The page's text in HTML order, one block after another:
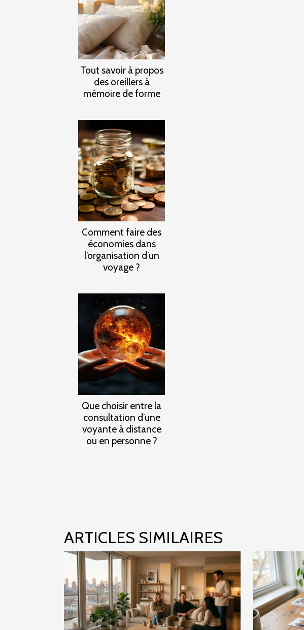
Tout savoir à propos
des oreillers à
mémoire de forme
Comment faire des
économies dans
l’organisation d’un
voyage ?
Que choisir entre la
consultation d’une
voyante à distance
ou en personne ?
ARTICLES SIMILAIRES